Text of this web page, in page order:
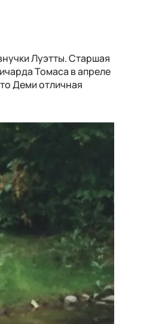
Луэтты. Старшая
Томаса в апреле
Деми отличная